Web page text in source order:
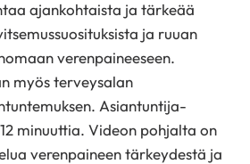
ajankohtaista ja tärkeää
ja ruuan
verenpaineeseen.
myös terveysalan
Asiantuntija-
minuuttia. Videon pohjalta on
verenpaineen tärkeydestä ja